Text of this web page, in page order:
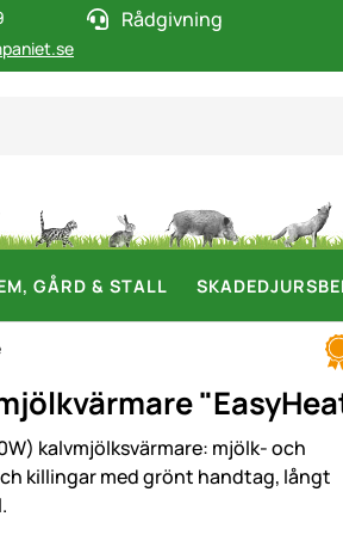
Rådgivning
GÅRD & STALL